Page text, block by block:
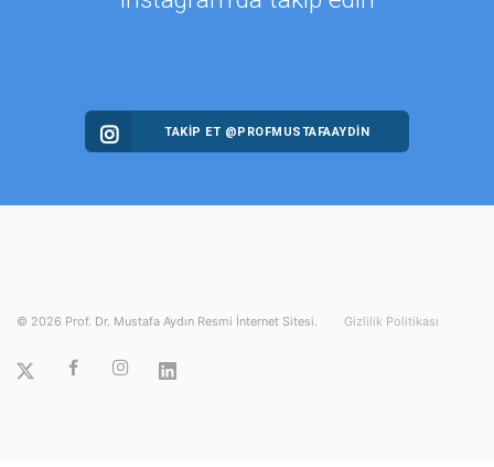
TAKİP ET @PROFMUSTAFAAYDIN
© 2026 Prof. Dr. Mustafa Aydın Resmi İnternet Sitesi. Gizlilik Politikası